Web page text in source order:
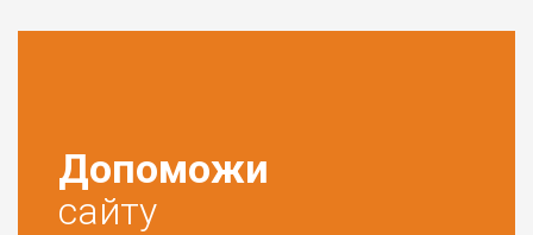
Допоможи
сайту